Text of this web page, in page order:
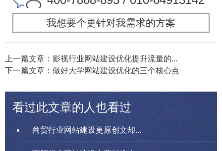
我想要个更针对我需求的方案
上一篇文章：影视行业网站建设优化提升流量的...
下一篇文章：做好大学网站建设优化的三个核心点
看过此文章的人也看过
商贸行业网站建设更原创文却...